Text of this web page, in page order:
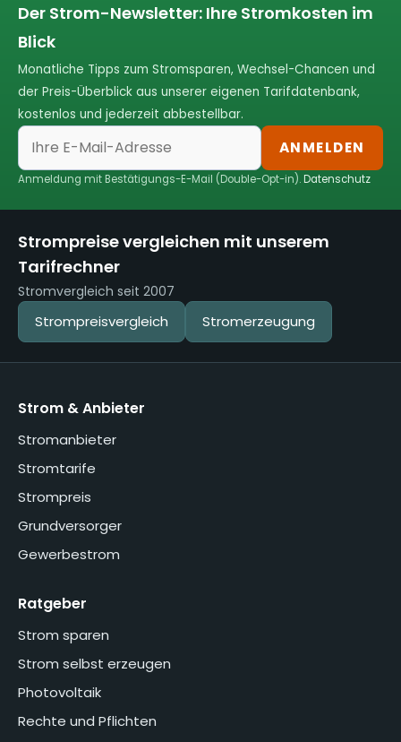
Der Strom-Newsletter: Ihre Stromkosten im
Blick
Monatliche Tipps zum Stromsparen, Wechsel-Chancen und
der Preis-Überblick aus unserer eigenen Tarifdatenbank,
kostenlos und jederzeit abbestellbar.
ANMELDEN
Anmeldung mit Bestätigungs-E-Mail (Double-Opt-in).Datenschutz
Strompreise vergleichen mit unserem
Tarifrechner
Stromvergleich seit 2007
Strompreisvergleich Stromerzeugung
Strom & Anbieter
Stromanbieter
Stromtarife
Strompreis
Grundversorger
Gewerbestrom
Ratgeber
Strom sparen
Strom selbst erzeugen
Photovoltaik
Rechte und Pflichten